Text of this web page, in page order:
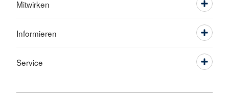
Mitwirken
Informieren
Service